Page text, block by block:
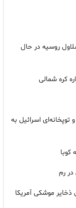
روسیه در حال
کره شمالی
و توپخانه‌ای اسرائیل به
کوبا
در رم
موشکی آمریکا